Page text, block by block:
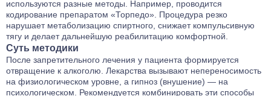
используются разные методы. Например, проводится
кодирование препаратом «Торпедо». Процедура резко
нарушает метаболизацию спиртного, снижает компульсивную
тягу и делает дальнейшую реабилитацию комфортной.
Суть методики
После запретительного лечения у пациента формируется
отвращение к алкоголю. Лекарства вызывают непереносимость
на физиологическом уровне, а гипноз (внушение) — на
психологическом. Рекомендуется комбинировать эти способы